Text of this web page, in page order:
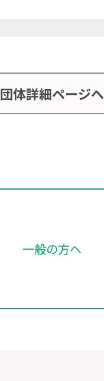
団体詳細ページへ
一般の方へ